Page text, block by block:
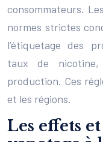
consommateurs.
normes strictes
l’étiquetage des
taux de
production. Ces
et les régions.
Les effets